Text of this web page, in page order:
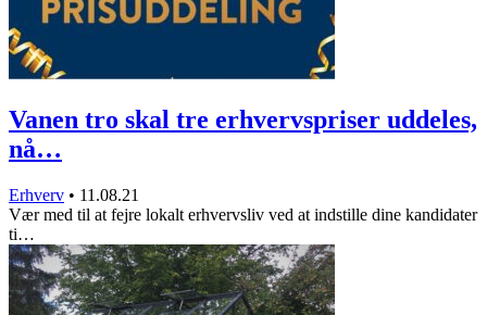
Vanen tro skal tre erhvervspriser uddeles,
nå…
Erhverv • 11.08.21
Vær med til at fejre lokalt erhvervsliv ved at indstille dine kandidater
ti…